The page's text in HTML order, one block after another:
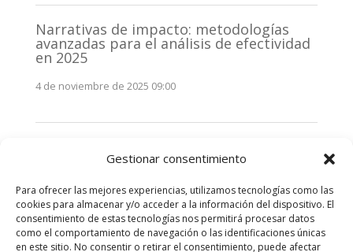
Gestionar consentimiento
Para ofrecer las mejores experiencias, utilizamos tecnologías como las
cookies para almacenar y/o acceder a la información del dispositivo. El
consentimiento de estas tecnologías nos permitirá procesar datos
como el comportamiento de navegación o las identificaciones únicas
en este sitio. No consentir o retirar el consentimiento, puede afectar
Narrativas de impacto: metodologías
avanzadas para el análisis de efectividad
en 2025
4 de noviembre de 2025 09:00
stakeholders en 2025: La clave de la
3 de noviembre de 2025 09:00
Comentarios recientes